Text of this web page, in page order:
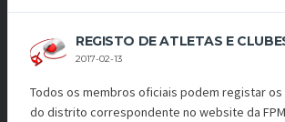
REGISTO DE ATLETAS E
2017-02-13
Todos os membros oficiais podem registar
do distrito correspondente no website da